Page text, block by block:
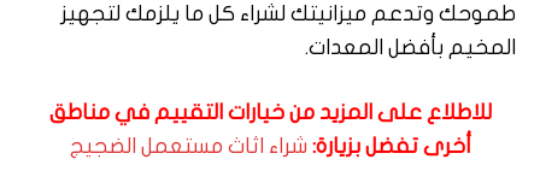
طموحك وتدعم ميزانيتك لشراء كل ما يلزمك لتجهيز
المخيم بأفضل المعدات.
للاطلاع على المزيد من خيارات التقييم في مناطق
أخرى تفضل بزيارة: شراء اثاث مستعمل الضجيج